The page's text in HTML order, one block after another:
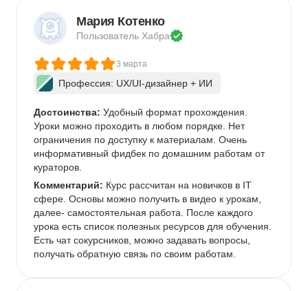
Мария Котенко
Пользователь Хабра
3 марта
Профессия: UX/UI-дизайнер + ИИ
Достоинства: Удобный формат прохождения.
Уроки можно проходить в любом порядке. Нет
ограничения по доступку к материалам. Очень
информативный фидбек по домашним работам от
кураторов.
Комментарий: Курс рассчитан на новичков в IT
сфере. Основы можно получить в видео к урокам,
далее- самостоятельная работа. После каждого
урока есть список полезных ресурсов для обучения.
Есть чат сокурсников, можно задавать вопросы,
получать обратную связь по своим работам.